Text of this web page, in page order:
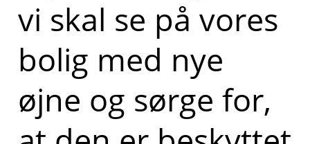
vi skal se på vores
bolig med nye
øjne og sørge for,